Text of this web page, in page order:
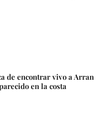
de encontrar vivo a Arran
en la costa